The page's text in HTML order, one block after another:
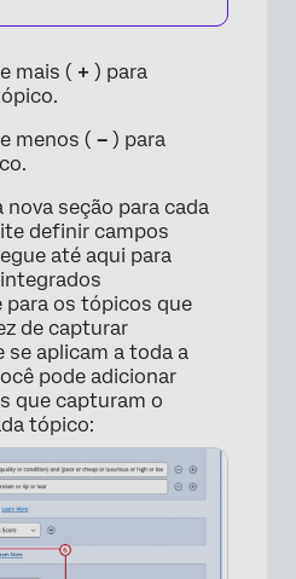
mais ( + ) para
menos ( – ) para
nova seção para cada
definir campos
até aqui para
os tópicos que
de capturar
se aplicam a toda a
pode adicionar
que capturam o
tópico: